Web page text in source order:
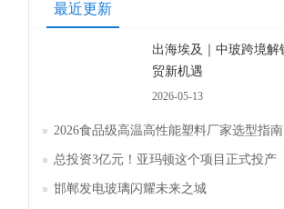
最近更新
出海埃及｜中玻跨境解
贸新机遇
2026-05-13
2026食品级高温高性能塑料厂家选型指
牌全面解析评测
总投资3亿元！亚玛顿这个项目正式投产
邯郸发电玻璃闪耀未来之城